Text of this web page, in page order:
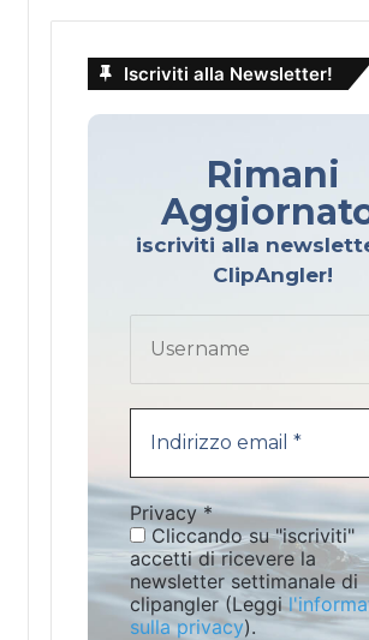
Iscriviti alla Newsletter!
Rimani
iscriviti alla
ClipAngler!
Privacy*
Cliccando su "iscriviti"
accetti di ricevere la
newsletter settimanale di
clipangler (Leggi
sulla privacy).